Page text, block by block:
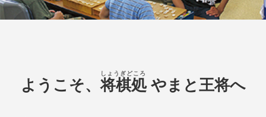
ようこそ、将棋処
しょうぎどころ
やまと王将へ